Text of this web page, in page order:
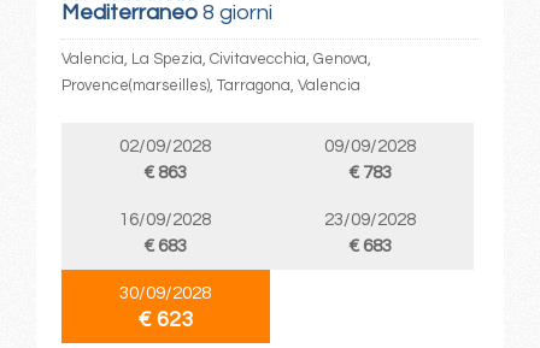
Mediterraneo8 giorni
Valencia, La Spezia, Civitavecchia, Genova,
Provence(marseilles), Tarragona, Valencia
02/09/2028
€ 863
09/09/2028
€ 783
16/09/2028
€ 683
23/09/2028
€ 683
30/09/2028
€ 623